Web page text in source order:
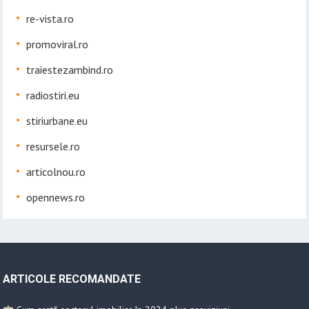
re-vista.ro
promoviral.ro
traiestezambind.ro
radiostiri.eu
stiriurbane.eu
resursele.ro
articolnou.ro
opennews.ro
ARTICOLE RECOMANDATE